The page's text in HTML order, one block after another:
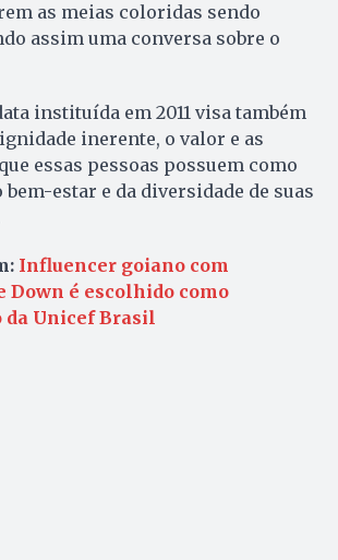
as meias coloridas sendo
assim uma conversa sobre o
instituída em 2011 visa também
inerente, o valor e as
essas pessoas possuem como
estar e da diversidade de suas
Influencer goiano com
Down é escolhido como
Unicef Brasil